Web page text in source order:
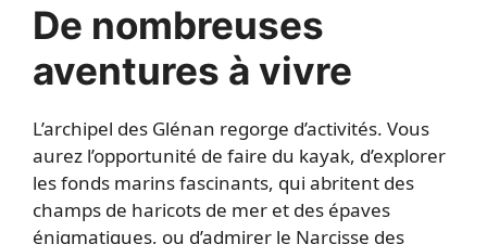
De nombreuses
aventures à vivre
L’archipel des Glénan regorge d’activités. Vous
aurez l’opportunité de faire du kayak, d’explorer
les fonds marins fascinants, qui abritent des
champs de haricots de mer et des épaves
énigmatiques, ou d’admirer le Narcisse des